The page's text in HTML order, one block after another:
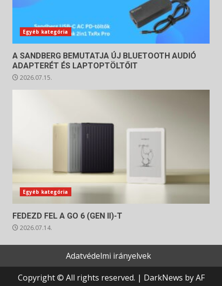
Egyéb kategória
A SANDBERG BEMUTATJA ÚJ BLUETOOTH AUDIÓ
ADAPTERÉT ÉS LAPTOPTÖLTŐIT
2026.07.15.
Egyéb kategória
FEDEZD FEL A GO 6 (GEN II)-T
2026.07.14.
Adatvédelmi irányelvek
Copyright © All rights reserved. | DarkNews by AF